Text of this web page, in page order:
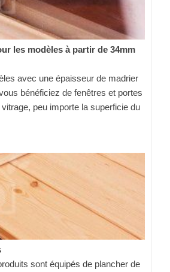
les modèles à partir de 34mm
avec une épaisseur de madrier
bénéficiez de fenêtres et portes
peu importe la superficie du
sont équipés de plancher de